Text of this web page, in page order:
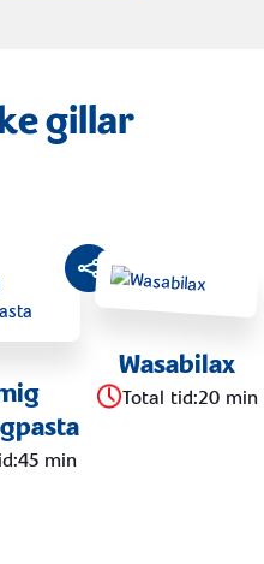
gillar
:45 min
Wasabilax
Total tid:20 min